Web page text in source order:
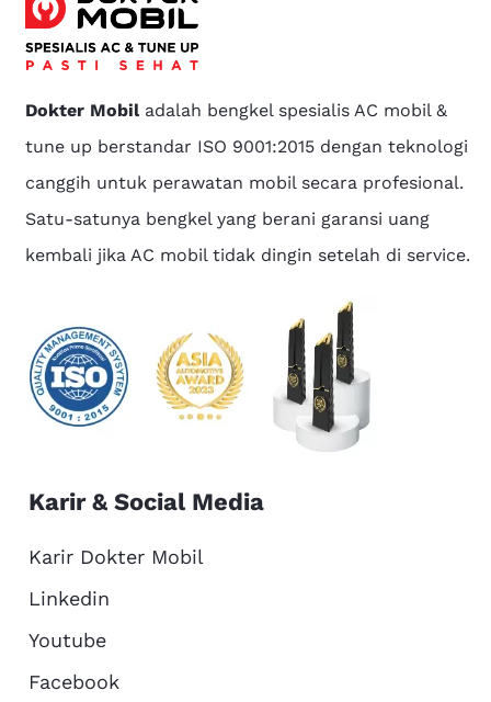
Dokter Mobiladalah bengkel spesialis AC mobil &
tune up berstandar ISO 9001:2015 dengan teknologi
canggih untuk perawatan mobil secara profesional.
Satu-satunya bengkel yang berani garansi uang
kembali jika AC mobil tidak dingin setelah di service.
Karir & Social Media
Karir Dokter Mobil
Linkedin
Youtube
Facebook